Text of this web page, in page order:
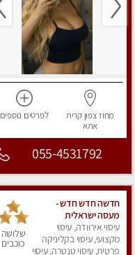
מחוז צפוןקרית
אתא
לפרטים נוספים
055-4531792
חדשה חדש חדש -
מעסה ישראלית
מהממת, חדשה לגמרי
בקריות
עיסוי אירוודה, עיסוי
מקצועי, עיסוי בקליניקה
פרטית, עיסוי טנטרה, עיסוי
שלושה
כוכבים